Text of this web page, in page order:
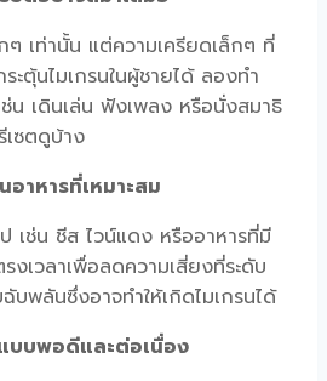
ๆ เท่านั้น แต่ความเครียดเล็กๆ ที่
ะตุ้นไมเกรนในผู้ชายได้ ลองทำ
น เดินเล่น ฟังเพลง หรือนั่งสมาธิ
เซตดูบ้าง
อาหารที่เหมาะสม
เช่น ชีส ไวน์แดง หรืออาหารที่มี
งเวลาเพื่อลดความเสี่ยงที่ระดับ
บพลันซึ่งอาจทำให้เกิดไมเกรนได้
บบพอดีและต่อเนื่อง